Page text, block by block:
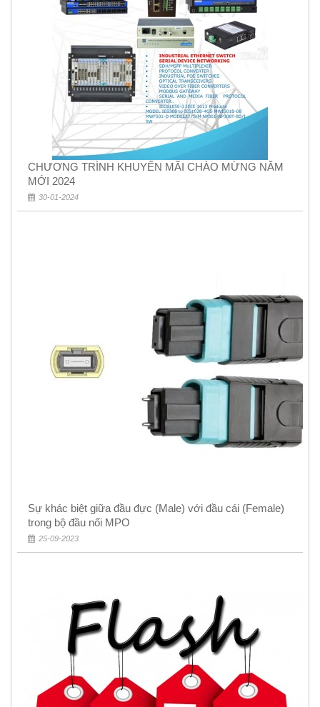
CHƯƠNG TRÌNH KHUYẾN MÃI CHÀO MỪNG NĂM
MỚI 2024
30-01-2024
Sự khác biệt giữa đầu đực (Male) với đầu cái (Female)
trong bộ đầu nối MPO
25-09-2023